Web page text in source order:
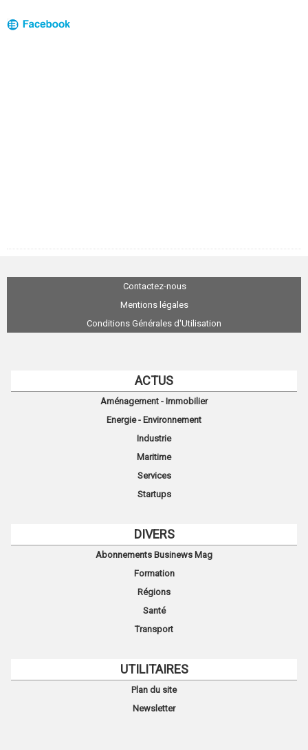
Contactez-nous
Mentions légales
Conditions Générales d'Utilisation
ACTUS
Aménagement - Immobilier
Energie - Environnement
Industrie
Maritime
Services
Startups
DIVERS
Abonnements Businews Mag
Formation
Régions
Santé
Transport
UTILITAIRES
Plan du site
Newsletter